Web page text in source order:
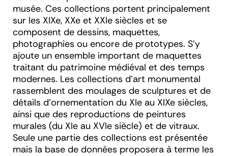
musée. Ces collections portent principalement
sur les XIXe, XXe et XXIe siècles et se
composent de dessins, maquettes,
photographies ou encore de prototypes. S’y
ajoute un ensemble important de maquettes
traitant du patrimoine médiéval et des temps
modernes. Les collections d’art monumental
rassemblent des moulages de sculptures et de
détails d’ornementation du XIe au XIXe siècles,
ainsi que des reproductions de peintures
murales (du XIe au XVIe siècle) et de vitraux.
Seule une partie des collections est présentée
mais la base de données proposera à terme les